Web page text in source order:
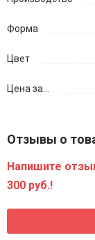
Форма
Цвет
Цена за...
Отзывы о
Напишите
300 руб.!